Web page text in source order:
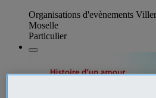
Organisations d'evènements
Moselle
Particulier